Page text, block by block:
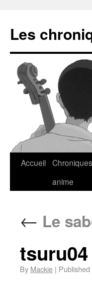
Les
Accueil Chroniques
anime
← Le
tsuru04
By Mackie | Published